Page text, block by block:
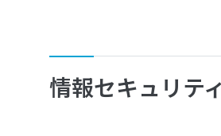
情報セキュリテ